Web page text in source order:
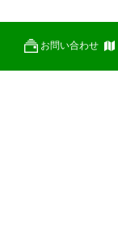
お問い合わせ